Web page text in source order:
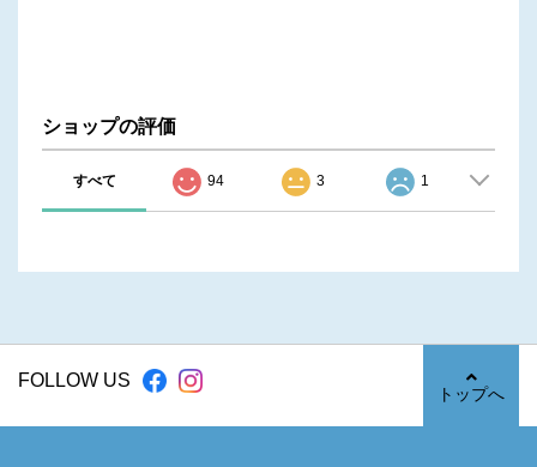
ショップの評価
すべて 94 3 1
FOLLOW US
トップへ